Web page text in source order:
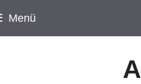
Menü